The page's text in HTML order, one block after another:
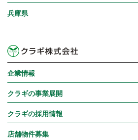
兵庫県
企業情報
クラギの事業展開
クラギの採用情報
店舗物件募集